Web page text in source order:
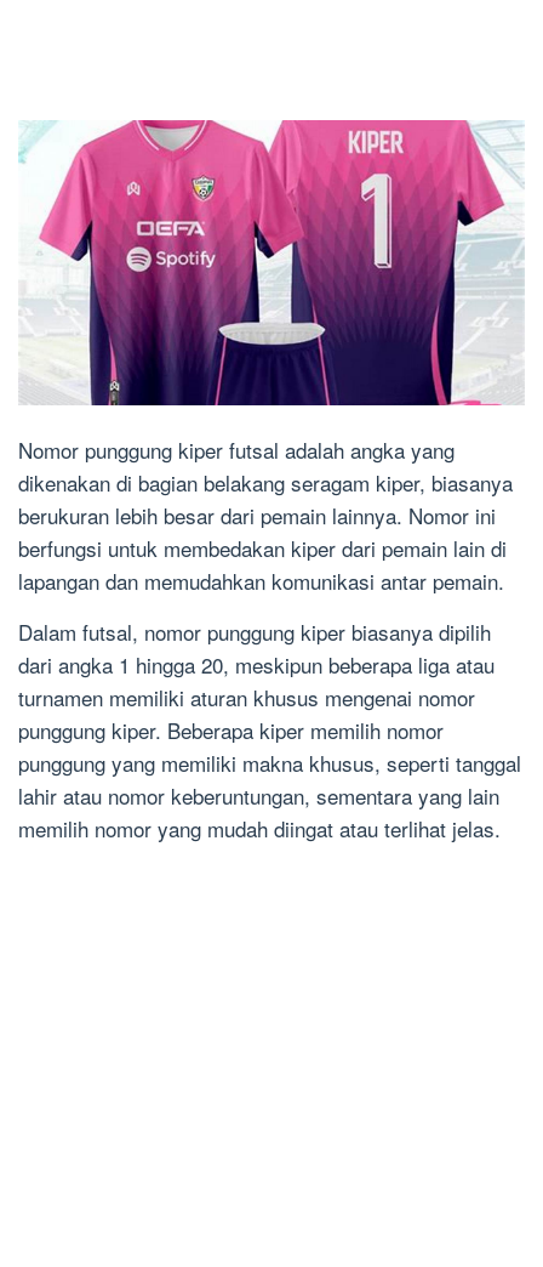
Nomor punggung kiper futsal adalah angka yang
dikenakan di bagian belakang seragam kiper, biasanya
berukuran lebih besar dari pemain lainnya. Nomor ini
berfungsi untuk membedakan kiper dari pemain lain di
lapangan dan memudahkan komunikasi antar pemain.
Dalam futsal, nomor punggung kiper biasanya dipilih
dari angka 1 hingga 20, meskipun beberapa liga atau
turnamen memiliki aturan khusus mengenai nomor
punggung kiper. Beberapa kiper memilih nomor
punggung yang memiliki makna khusus, seperti tanggal
lahir atau nomor keberuntungan, sementara yang lain
memilih nomor yang mudah diingat atau terlihat jelas.